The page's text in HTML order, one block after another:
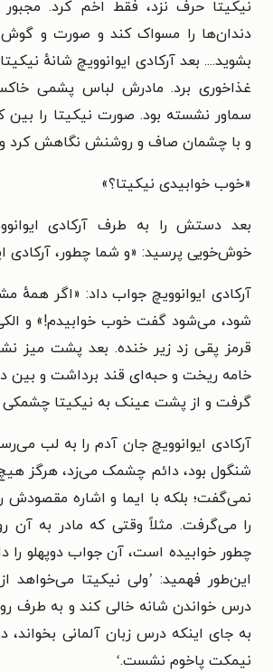
نیکیتا حرف نزد، فقط اخم کرد.
دندان‌ها را مسواک کند و صورت و
بشوید.... بعد آرکادی ایوانوویچ شانهٔ
غذاخوری برد. مادرش لباس پشمی
سماور نشسته بود. صورت نیکیتا را
و با چشمان صاف و روشنش نگاهش کرد
«خوب خوابیدی نیکیتا؟»
بعد دستش را به طرف آرکادی
خوش‌خویی پرسید: «و شما چطور، آرکادی
آرکادی ایوانوویچ جواب داد: «اگر همهٔ
شود، می‌شود گفت خوب خوابیدم!» و
قرمز پقی زد زیر خنده. بعد پشت میز
خامه ریخت و حبه‌ای قند برداشت و
گرفت و از پشت عینک به نیکیتا چشمکی
آرکادی ایوانوویچ جان آدم را به لب
شنگول بود، دائم چشمک می‌زد، هرگز
نمی‌گفت؛ بلکه با ایما و اشاره مقصودش
را می‌گرفت. مثلاً وقتی که مادر به آن
چطور خوابیده است، آن جواب دوپهلو را
این‌طور فهمید: ’ولی نیکیتا می‌خواهد
درس خواندن شانه خالی کند و به طرف
به جای اینکه درس زبان آلمانی
نیمکت پاخوم نشست.‘